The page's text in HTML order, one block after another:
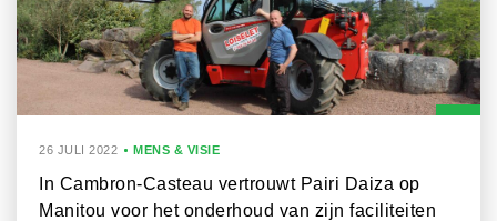
26 JULI 2022 MENS & VISIE
In Cambron-Casteau vertrouwt Pairi Daiza op
Manitou voor het onderhoud van zijn faciliteiten